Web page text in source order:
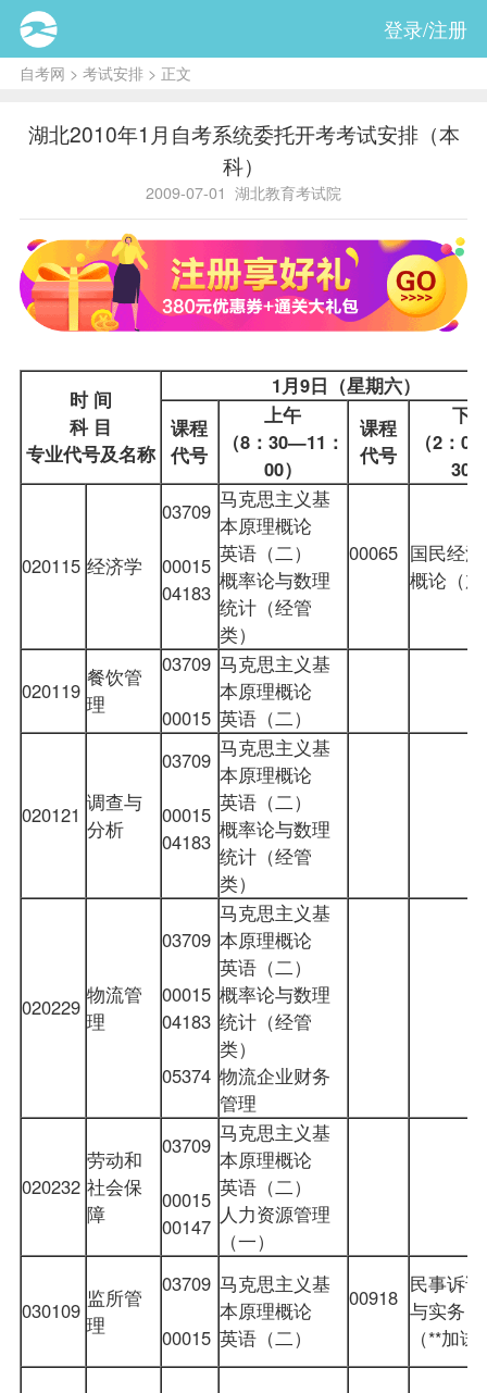
登录/注册
自考网 > 考试安排 > 正文
湖北2010年1月自考系统委托开考考试安排（本
科）
2009-07-01 湖北教育考试院
时 间
科 目
专业代号及名称
1月9日（星期六）
课程
代号
上午
（8：30—11：
00）
课程
代号
下
（2：
30
020115 经济学
03709
00015
04183
马克思主义基
本原理概论
英语（二）
概率论与数理
统计（经管
类）
00065 国民经
概论 （
020119
餐饮管
理
03709
00015
马克思主义基
本原理概论
英语（二）
020121 调查与
分析
03709
00015
04183
马克思主义基
本原理概论
英语（二）
概率论与数理
统计（经管
类）
020229 物流管
理
03709
00015
04183
05374
马克思主义基
本原理概论
英语（二）
概率论与数理
统计（经管
类）
物流企业财务
管理
020232
劳动和
社会保
障
03709
00015
00147
马克思主义基
本原理概论
英语（二）
人力资源管理
（一）
030109 监所管
理
03709
00015
马克思主义基
本原理概论
英语（二）
00918
民事诉
与实务
（**加试